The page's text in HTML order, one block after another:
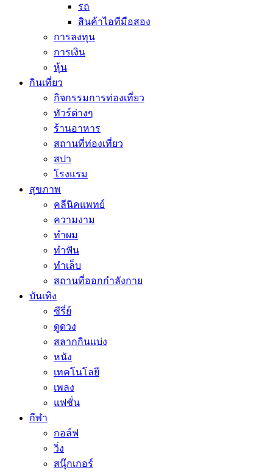
รถ
สินค้าไอทีมือสอง
การลงทุน
การเงิน
หุ้น
กินเที่ยว
กิจกรรมการท่องเที่ยว
ทัวร์ต่างๆ
ร้านอาหาร
สถานที่ท่องเที่ยว
สปา
โรงแรม
สุขภาพ
คลีนิคแพทย์
ความงาม
ทำผม
ทำฟัน
ทำเล็บ
สถานที่ออกกำลังกาย
บันเทิง
ซีรี่ย์
ดูดวง
สลากกินแบ่ง
หนัง
เทคโนโลยี
เพลง
แฟชั่น
กีฬา
กอล์ฟ
วิ่ง
สนุ๊กเกอร์